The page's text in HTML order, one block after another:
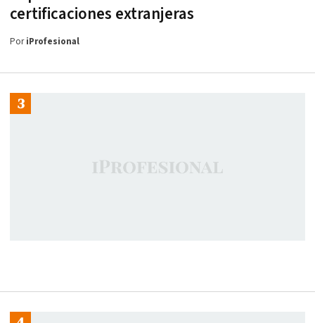
certificaciones extranjeras
PoriProfesional